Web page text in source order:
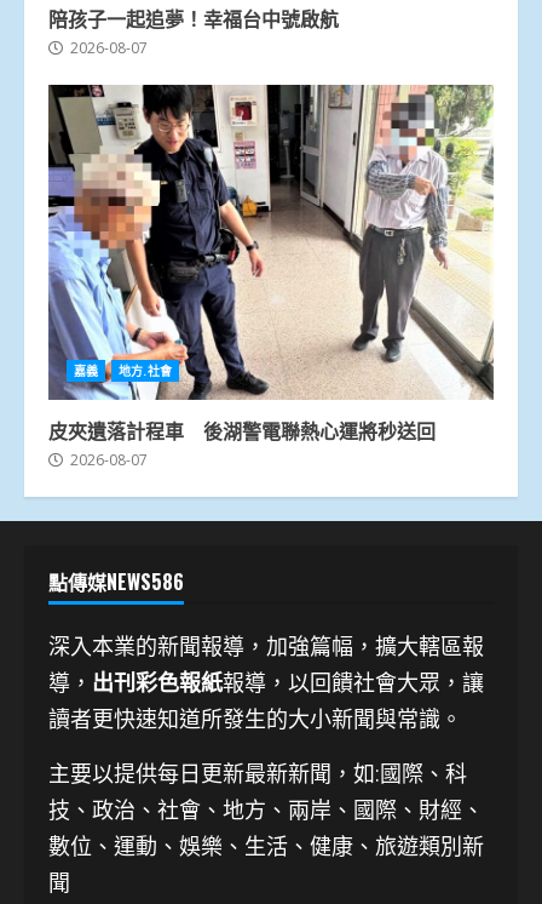
陪孩子一起追夢！幸福台中號啟航
2026-08-07
嘉義 地方.社會
皮夾遺落計程車 後湖警電聯熱心運將秒送回
2026-08-07
點傳媒NEWS586
深入本業的新聞報導，加強篇幅，擴大轄區報
導， 出刊彩色報紙報導，以回饋社會大眾，讓
讀者更快速知道所發生的大小新聞與常識。
主要以提供每日更新最新新聞 ，如:國際、科
技、 政治、社會、地方、兩岸、國際、財經、
數位、運動、娛樂、生活、健康、旅遊類別新
聞